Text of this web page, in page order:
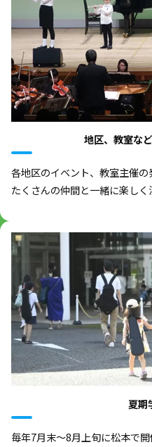
地区、教室な
各地区のイベント、教室主催の
たくさんの仲間と一緒に楽しく
夏期
毎年7月末～8月上旬に松本で